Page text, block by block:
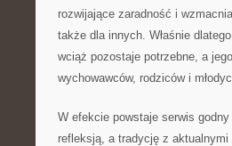
rozwijające zaradność i
także dla innych. Właśnie
wciąż pozostaje potrzebne, a
wychowawców, rodziców i
W efekcie powstaje serwis
refleksją, a tradycję z